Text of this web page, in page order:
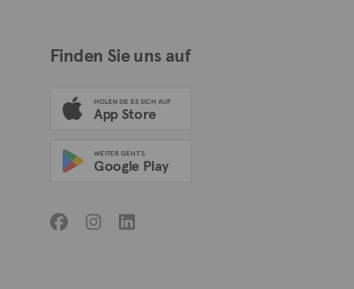
Finden Sie uns auf
HOLEN SIE ES SICH AUF
App Store
WEITER GEHT'S
Google Play